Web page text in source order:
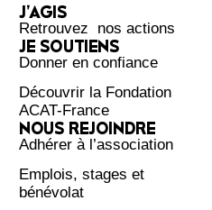
J’AGIS
Retrouvez nos actions
JE SOUTIENS
Donner en confiance
Découvrir la Fondation
ACAT-France
NOUS REJOINDRE
Adhérer à l’association
Emplois, stages et
bénévolat